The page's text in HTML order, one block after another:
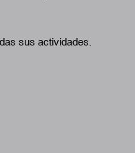
sus actividades.